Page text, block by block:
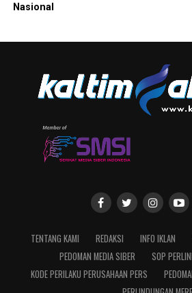
Nasional
TENTANG KAMI REDAKSI INFO IKLAN
PEDOMAN MEDIA SIBER
SOP
KODE PERILAKU PERUSAHAAN PERS